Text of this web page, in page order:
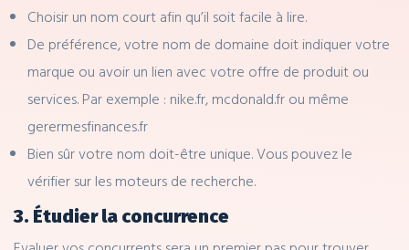
Choisir un nom court afin qu’il soit facile à lire.
De préférence, votre nom de domaine doit indiquer votre
marque ou avoir un lien avec votre offre de produit ou
services. Par exemple : nike.fr, mcdonald.fr ou même
gerermesfinances.fr
Bien sûrvotre nom doit-être unique. Vous pouvez le
vérifier sur les moteurs de recherche.
3. Étudier la concurrence